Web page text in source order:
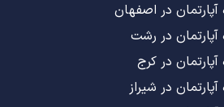
آپارتمان در اصفهان
آپارتمان در رشت
آپارتمان در کرج
آپارتمان در شیراز